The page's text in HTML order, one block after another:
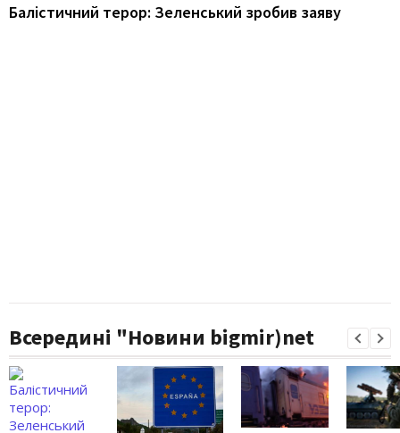
Балістичний терор: Зеленський зробив заяву
Всередині "Новини bigmir)net